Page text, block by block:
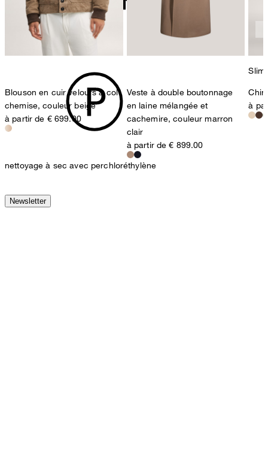
pas de séchage au séchoir
nettoyage à sec avec perchloréthylène
Germany
contact@strellson.com
Blouson en cuir velours à col
chemise, couleur beige
à partir de € 699.00
Veste à double boutonnage
en laine mélangée et
cachemire, couleur marron
clair
à partir de € 899.00
Slim
à
Newsletter